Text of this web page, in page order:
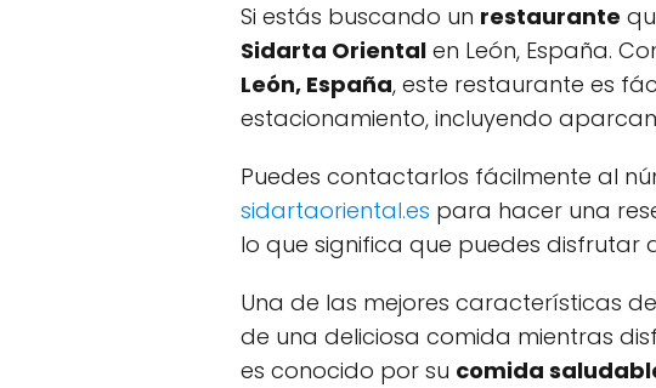
Si estás buscando un restaurante
Sidarta Oriental en León, España.
León, España, este restaurante es
estacionamiento, incluyendo
Puedes contactarlos fácilmente al
sidartaoriental.es para hacer una
lo que significa que puedes
Una de las mejores características de
de una deliciosa comida mientras
es conocido por su comida